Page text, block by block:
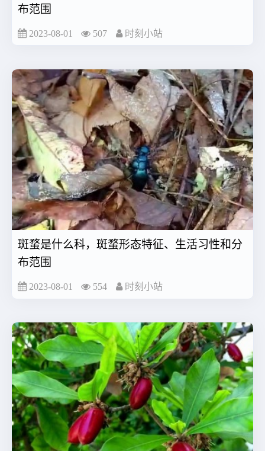
布范围
2023-08-01 507 时刻小站
斑蝥是什么科，斑蝥形态特征、生活习性和分
布范围
2023-08-01 554 时刻小站